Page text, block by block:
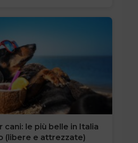
cani: le più belle in Italia
(libere e attrezzate)